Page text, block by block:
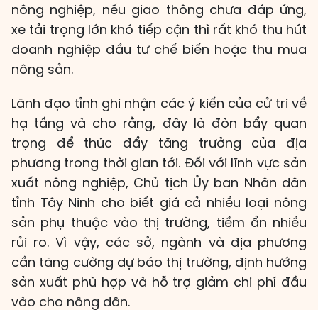
nông nghiệp, nếu giao thông chưa đáp ứng,
xe tải trọng lớn khó tiếp cận thì rất khó thu hút
doanh nghiệp đầu tư chế biến hoặc thu mua
nông sản.
Lãnh đạo tỉnh ghi nhận các ý kiến của cử tri về
hạ tầng và cho rằng, đây là đòn bẩy quan
trọng để thúc đẩy tăng trưởng của địa
phương trong thời gian tới. Đối với lĩnh vực sản
xuất nông nghiệp, Chủ tịch Ủy ban Nhân dân
tỉnh Tây Ninh cho biết giá cả nhiều loại nông
sản phụ thuộc vào thị trường, tiềm ẩn nhiều
rủi ro. Vì vậy, các sở, ngành và địa phương
cần tăng cường dự báo thị trường, định hướng
sản xuất phù hợp và hỗ trợ giảm chi phí đầu
vào cho nông dân.